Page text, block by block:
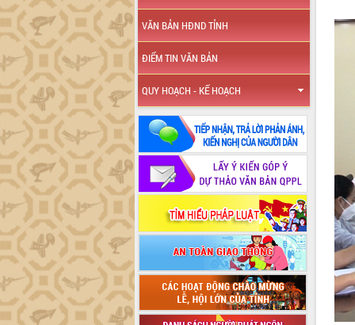
VĂN BẢN HĐND TỈNH
ĐIỂM TIN VĂN BẢN
QUY HOẠCH - KẾ HOẠCH